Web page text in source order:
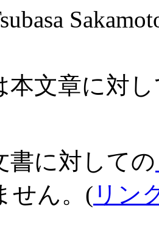
本文章に対
書に対しての
せん。( リン